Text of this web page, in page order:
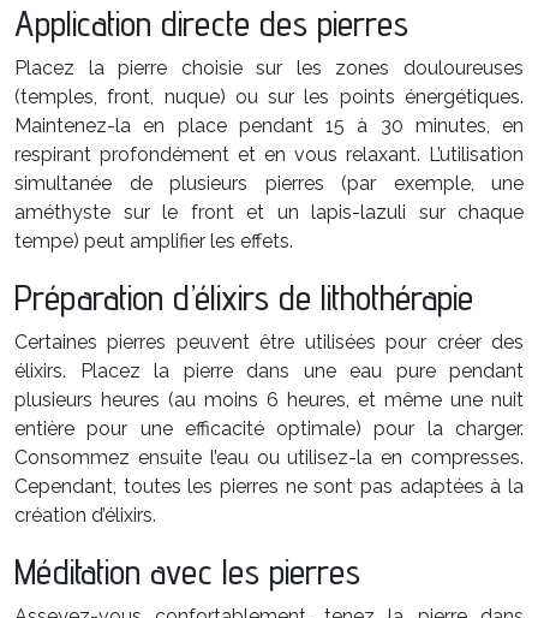
Application directe des pierres
Placez la pierre choisie sur les zones douloureuses
(temples, front, nuque) ou sur les points énergétiques.
Maintenez-la en place pendant 15 à 30 minutes, en
respirant profondément et en vous relaxant. L’utilisation
simultanée de plusieurs pierres (par exemple, une
améthyste sur le front et un lapis-lazuli sur chaque
tempe) peut amplifier les effets.
Préparation d’élixirs de lithothérapie
Certaines pierres peuvent être utilisées pour créer des
élixirs. Placez la pierre dans une eau pure pendant
plusieurs heures (au moins 6 heures, et même une nuit
entière pour une efficacité optimale) pour la charger.
Consommez ensuite l’eau ou utilisez-la en compresses.
Cependant, toutes les pierres ne sont pas adaptées à la
création d’élixirs.
Méditation avec les pierres